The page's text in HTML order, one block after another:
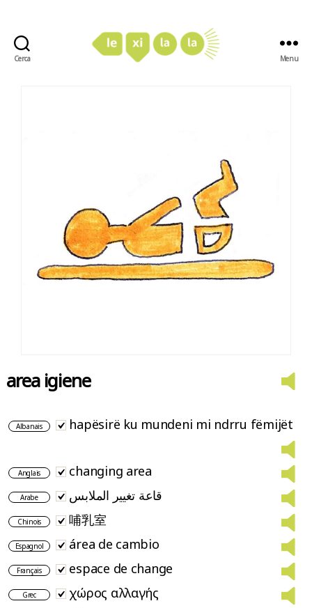
Cerca Menu
area igiene
Albanais hapësirë ku mundeni mi ndrru fëmijët
Anglais changing area
Arabe قاعة تغيير الملابس
Chinois 哺乳室
Espagnol área de cambio
Français espace de change
Grec χώρος αλλαγής